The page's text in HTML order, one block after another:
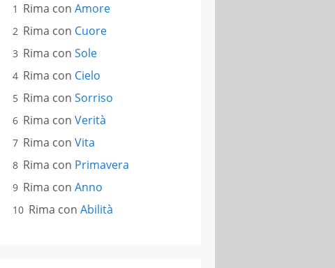
Rima con Amore
Rima con Cuore
Rima con Sole
Rima con Cielo
Rima con Sorriso
Rima con Verità
Rima con Vita
Rima con Primavera
Rima con Anno
Rima con Abilità